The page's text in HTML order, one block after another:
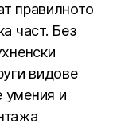
правилното
част. Без
видове
умения и